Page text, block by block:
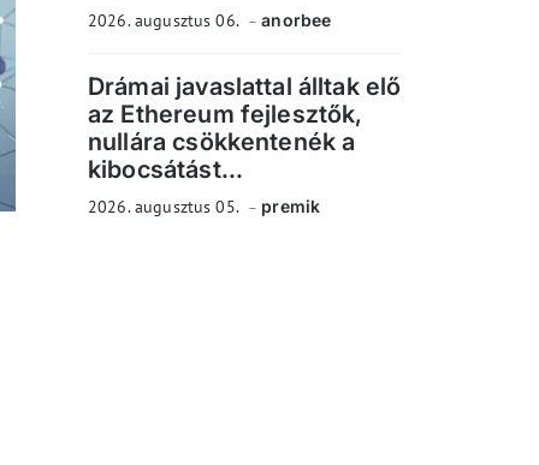
2026. augusztus 06. anorbee
Drámai javaslattal álltak elő
az Ethereum fejlesztők,
nullára csökkentenék a
kibocsátást...
2026. augusztus 05. premik